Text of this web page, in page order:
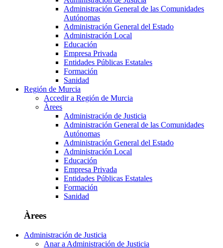
Administración General de las Comunidades
Autónomas
Administración General del Estado
Administración Local
Educación
Empresa Privada
Entidades Públicas Estatales
Formación
Sanidad
Región de Murcia
Accedir a Región de Murcia
Àrees
Administración de Justicia
Administración General de las Comunidades
Autónomas
Administración General del Estado
Administración Local
Educación
Empresa Privada
Entidades Públicas Estatales
Formación
Sanidad
Àrees
Administración de Justicia
Anar a Administración de Justicia